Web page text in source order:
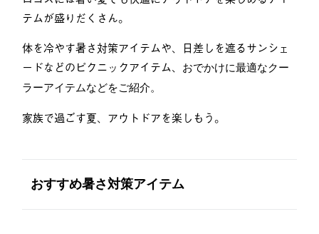
テムが盛りだくさん。
体を冷やす暑さ対策アイテムや、日差しを遮るサンシェ
ードなどのピクニックアイテム、
おでかけに最適なクー
ラーアイテムなどをご紹介。
家族で過ごす夏、アウトドアを楽しもう。
おすすめ暑さ対策アイテム